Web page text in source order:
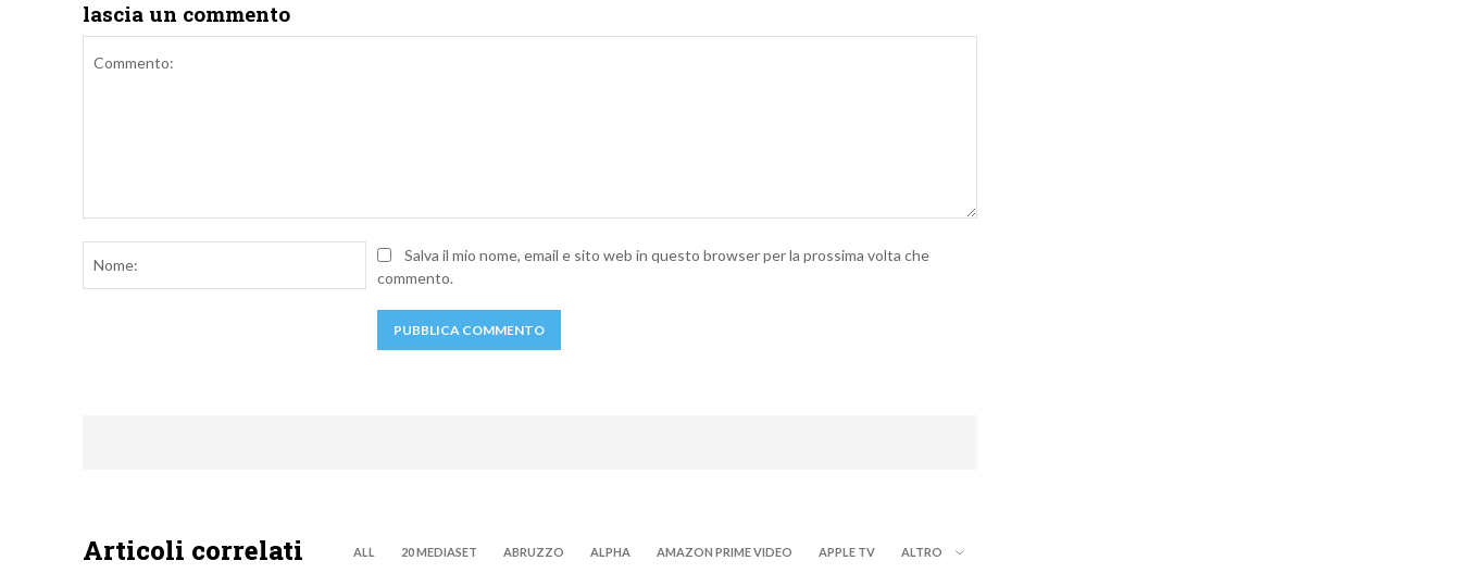
lascia un commento
Nome:Salva il mio nome, email e sito web in questo browser per la prossima volta che
commento.
Articoli correlati ALL 20 MEDIASET ABRUZZO ALPHA AMAZON PRIME VIDEO APPLE TV ALTRO